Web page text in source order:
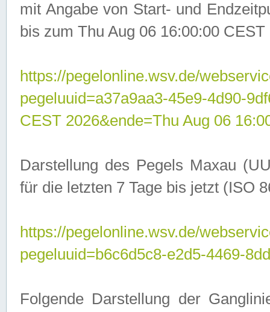
mit Angabe von Start- und
bis zum Thu Aug 06 16:00:00 CEST
https://pegelonline.wsv.de/
pegeluuid=a37a9aa3-45e9-4d90-
CEST 2026&ende=Thu Aug 06
Darstellung des Pegels Maxau
für die letzten 7 Tage bis jetzt (ISO
https://pegelonline.wsv.de/
pegeluuid=b6c6d5c8-e2d5-4469-
Folgende Darstellung der